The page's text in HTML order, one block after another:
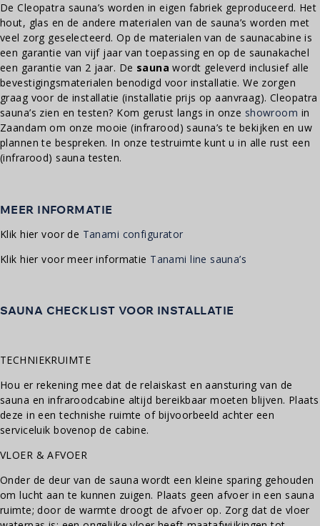
De Cleopatra sauna’s worden in eigen fabriek geproduceerd. Het
hout, glas en de andere materialen van de sauna’s worden met
veel zorg geselecteerd. Op de materialen van de saunacabine is
een garantie van vijf jaar van toepassing en op de saunakachel
een garantie van 2 jaar. De sauna wordt geleverd inclusief alle
bevestigingsmaterialen benodigd voor installatie. We zorgen
graag voor de installatie (installatie prijs op aanvraag). Cleopatra
sauna’s zien en testen? Kom gerust langs in onze showroom in
Zaandam om onze mooie (infrarood) sauna’s te bekijken en uw
plannen te bespreken. In onze testruimte kunt u in alle rust een
(infrarood) sauna testen.
MEER INFORMATIE
Klik hier voor de Tanami configurator
Klik hier voor meer informatie Tanami line sauna’s
SAUNA CHECKLIST VOOR INSTALLATIE
TECHNIEKRUIMTE
Hou er rekening mee dat de relaiskast en aansturing van de
sauna en infraroodcabine altijd bereikbaar moeten blijven. Plaats
deze in een technishe ruimte of bijvoorbeeld achter een
serviceluik bovenop de cabine.
VLOER & AFVOER
Onder de deur van de sauna wordt een kleine sparing gehouden
om lucht aan te kunnen zuigen. Plaats geen afvoer in een sauna
ruimte; door de warmte droogt de afvoer op. Zorg dat de vloer